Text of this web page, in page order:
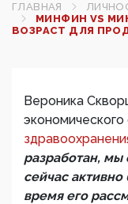
ГЛАВНАЯ
МИНФИН VS
ВОЗРАСТ ДЛЯ
Вероника
разработан, мы
сейчас
время его